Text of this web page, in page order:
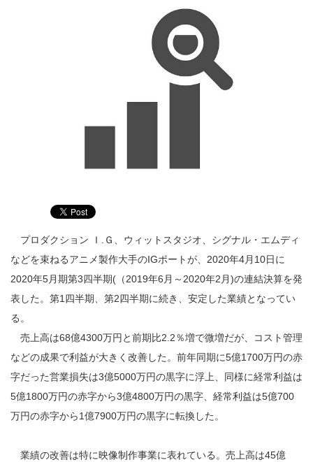
プロダクション Ｉ.Ｇ、ウィットスタジオ、シグナル・エムディ
などを束ねるアニメ製作大手のIGポートが、2020年4月10日に
2020年5月期第3四半期(（2019年6月～2020年2月)の連結決算を発
表した。第1四半期、第2四半期に続き、安定した業績となってい
る。
売上高は68億4300万円と前期比2.2％増で微増だが、コスト管理
などの成果で利益が大きく改善した。前年同期に5億1700万円の赤
字だった営業損失は3億5000万円の黒字に浮上、同様に経常利益は
5億1800万円の赤字から3億4800万円の黒字、経常利益は5億700
万円の赤字から1億7900万円の黒字に転換した。
業績の改善は特に映像制作事業に表れている。売上高は45億